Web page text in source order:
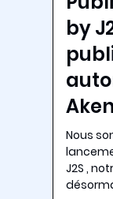
by
Nous
J2S ,